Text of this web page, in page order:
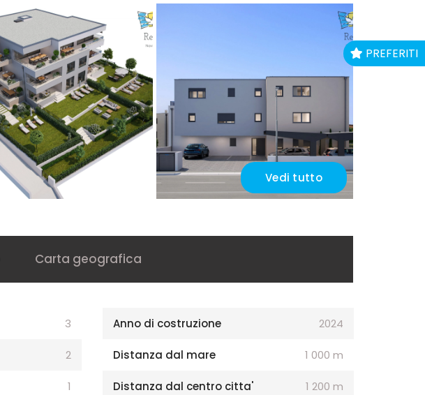
PREFERITI
Vedi tutto
Carta geografica
3 Anno di costruzione 2024
2 Distanza dal mare 1 000 m
1 Distanza dal centro citta' 1 200 m